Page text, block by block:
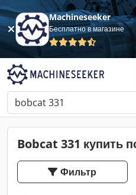
Machineseeker
Бесплатно в магазине
Bobcat 331 купить
Фильтр